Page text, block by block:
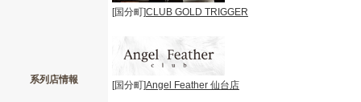
系列店情報
[国分町]CLUB GOLD TRIGGER
[国分町]Angel Feather 仙台店